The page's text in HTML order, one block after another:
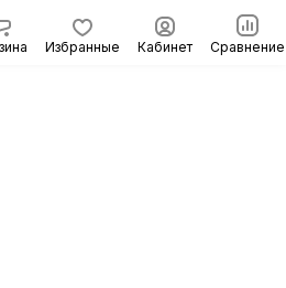
Избранные Кабинет Сравнение